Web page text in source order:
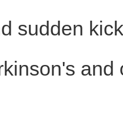
sudden
and